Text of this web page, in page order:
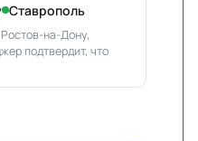
Ставрополь
на-Дону,
подтвердит, что